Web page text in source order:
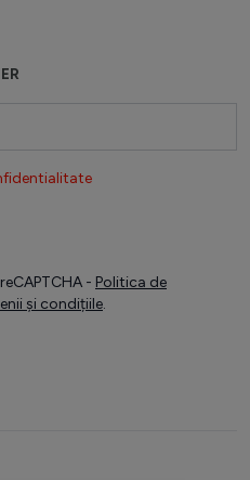
- Politica de
și condițiile.